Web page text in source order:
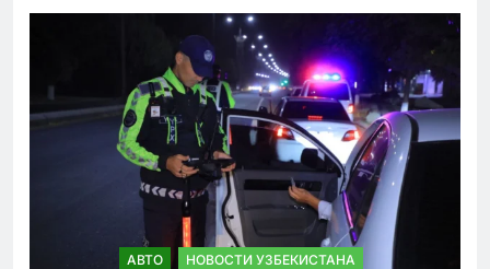
АВТО НОВОСТИ УЗБЕКИСТАНА